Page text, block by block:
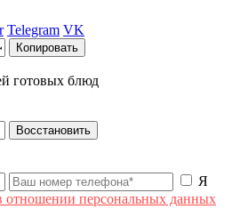
Telegram VK
Копировать
готовых блюд
Восстановить
Я
отношении персональных данных